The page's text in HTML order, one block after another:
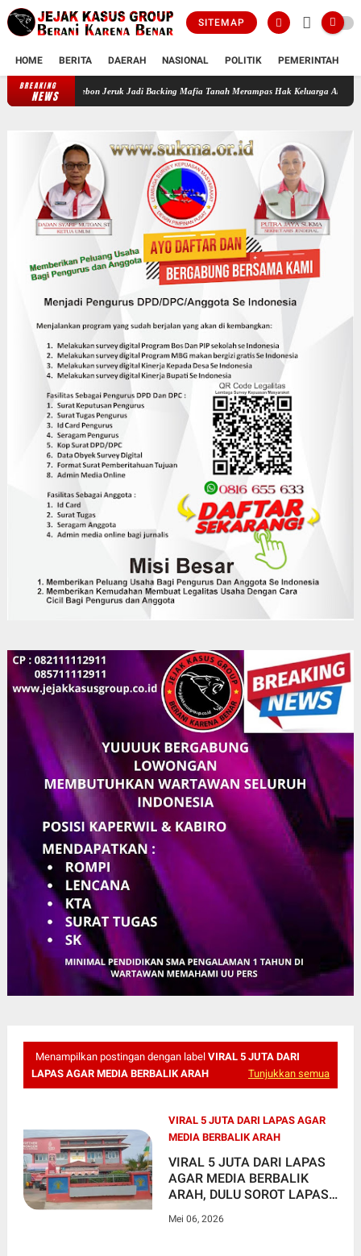
SITEMAP
HOME BERITA DAERAH NASIONAL POLITIK PEMERINTAH
BREAKING
NEWS
Polisi Kebon Jeruk Jadi Backing Mafia Tanah Merampas Hak Keluarga Ambar Witjaksono
Menampilkan postingan dengan label VIRAL 5 JUTA DARI
LAPAS AGAR MEDIA BERBALIK ARAH
Tunjukkan semua
VIRAL 5 JUTA DARI LAPAS AGAR
MEDIA BERBALIK ARAH
VIRAL 5 JUTA DARI LAPAS
AGAR MEDIA BERBALIK
ARAH, DULU SOROT LAPAS
Mei 06, 2026